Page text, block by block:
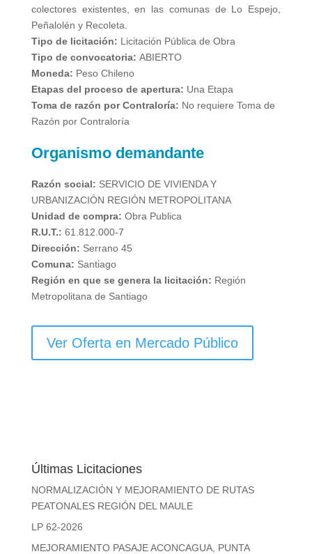
colectores existentes, en las comunas de Lo Espejo,
Peñalolén y Recoleta.
Tipo de licitación: Licitación Pública de Obra
Tipo de convocatoria: ABIERTO
Moneda: Peso Chileno
Etapas del proceso de apertura: Una Etapa
Toma de razón por Contraloría: No requiere Toma de
Razón por Contraloría
Organismo demandante
Razón social: SERVICIO DE VIVIENDA Y
URBANIZACIÓN REGIÓN METROPOLITANA
Unidad de compra: Obra Publica
R.U.T.: 61.812.000-7
Dirección: Serrano 45
Comuna: Santiago
Región en que se genera la licitación: Región
Metropolitana de Santiago
Ver Oferta en Mercado Público
Últimas Licitaciones
NORMALIZACIÓN Y MEJORAMIENTO DE RUTAS
PEATONALES REGIÓN DEL MAULE
LP 62-2026
MEJORAMIENTO PASAJE ACONCAGUA, PUNTA